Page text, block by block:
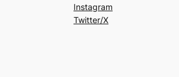
Instagram
Twitter/X